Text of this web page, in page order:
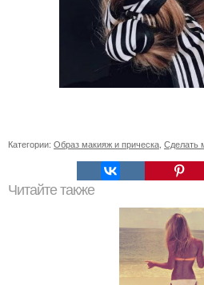
Категории: Образ макияж и прическа Сделать
Читайте также